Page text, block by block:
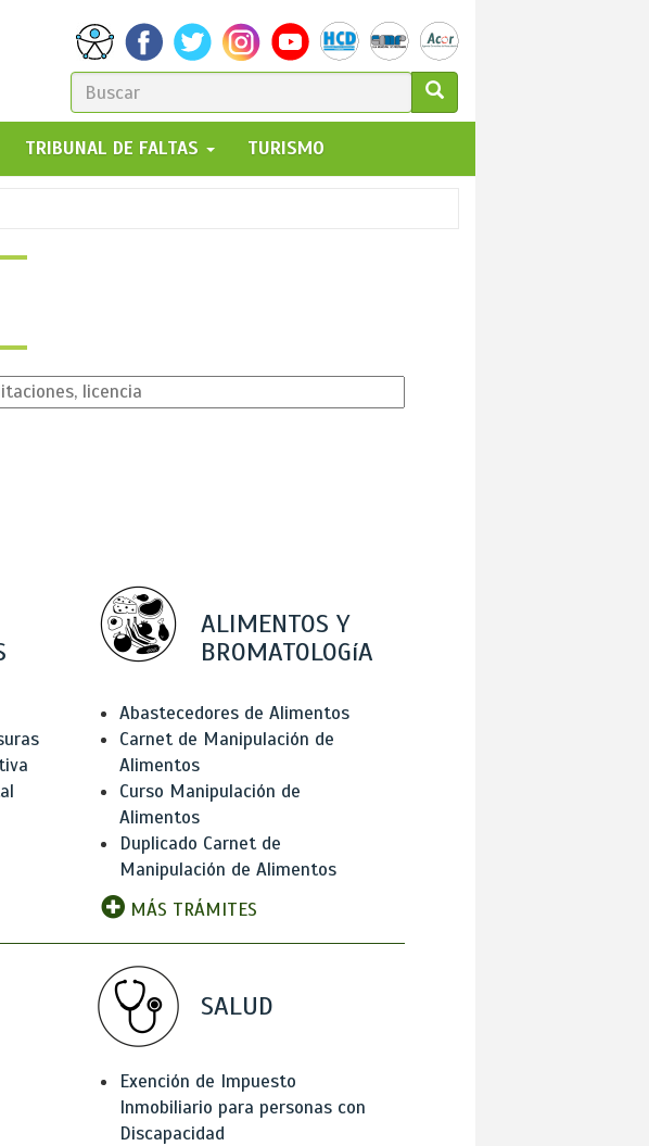
FORMULARIO
DE
BÚSQUEDA
GO!
TRIBUNAL DE FALTAS TURISMO
ALIMENTOS Y
BROMATOLOGíA
Abastecedores de Alimentos
Carnet de Manipulación de
Alimentos
Curso Manipulación de
Alimentos
Duplicado Carnet de
Manipulación de Alimentos
MÁS TRÁMITES
SALUD
Exención de Impuesto
Inmobiliario para personas con
Discapacidad